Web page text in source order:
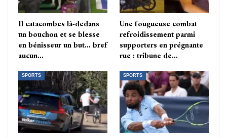
Il catacombes là-dedans
un bouchon et se blesse
en bénisseur un but… bref
aucun…
Une fougueuse combat
refroidissement parmi
supporters en prégnante
rue : tribune de…
SPORTS SPORTS